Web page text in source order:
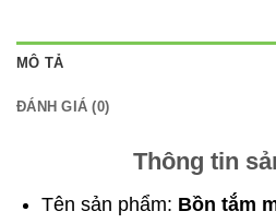
MÔ TẢ
ĐÁNH GIÁ (0)
Thông tin
Tên sản phẩm: Bồn tắm